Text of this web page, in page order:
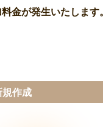
金が発生いたします
規作成